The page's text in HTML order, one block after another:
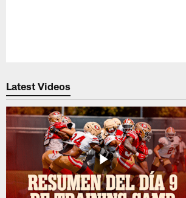
Latest Videos